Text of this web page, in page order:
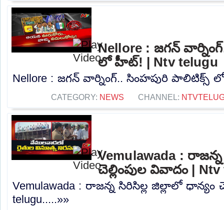
Nellore : జగన్
లో హీట్! | Ntv telugu
Nellore : జగన్ వార్నింగ్.. సింహపురి పాలిటిక్స్
CATEGORY: NEWS CHANNEL:
Vemulawada :
చెల్లింపుల వివాదం |
Vemulawada : రాజన్న సిరిసిల్ల జిల్లాలో ధాన్యం
telugu.....»»